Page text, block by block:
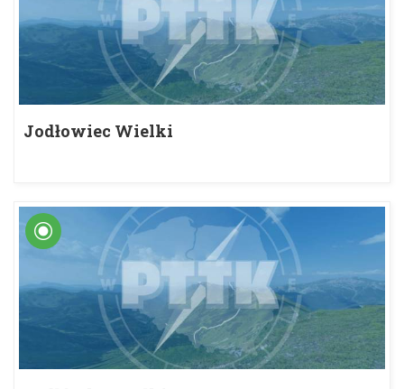
Jodłowiec Wielki